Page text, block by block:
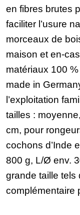
en fibres brutes
faciliter l’usure
morceaux de
maison et en-
matériaux 100
made in
l’exploitation
tailles :
cm, pour
cochons d’Inde
800 g, L/Ø env.
grande taille tels
complémentaire